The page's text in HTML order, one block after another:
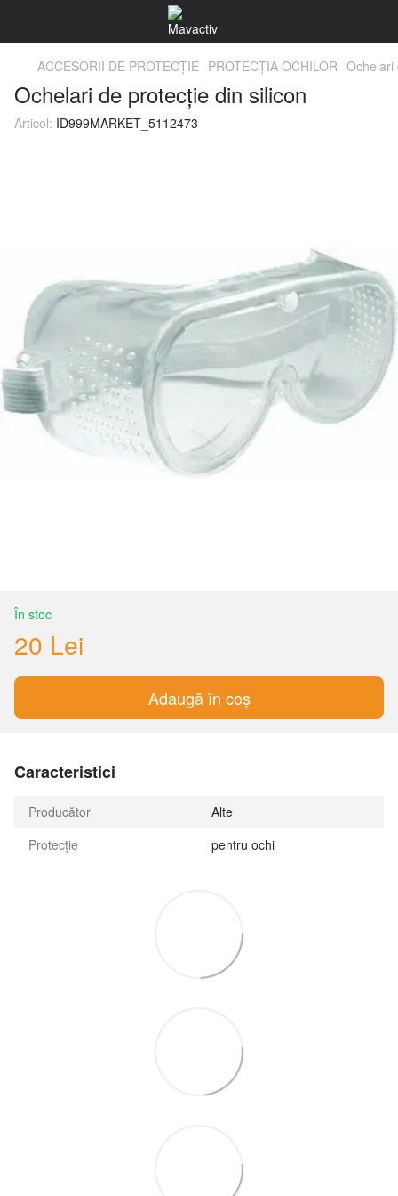
ACCESORII DE PROTECŢIE PROTECŢIA OCHILOR Ochelari
Ochelari de protecţie din silicon
Articol: ID999MARKET_5112473
În stoc
20 Lei
Adaugă în coș
Caracteristici
Producător
Alte
Protecție
pentru ochi